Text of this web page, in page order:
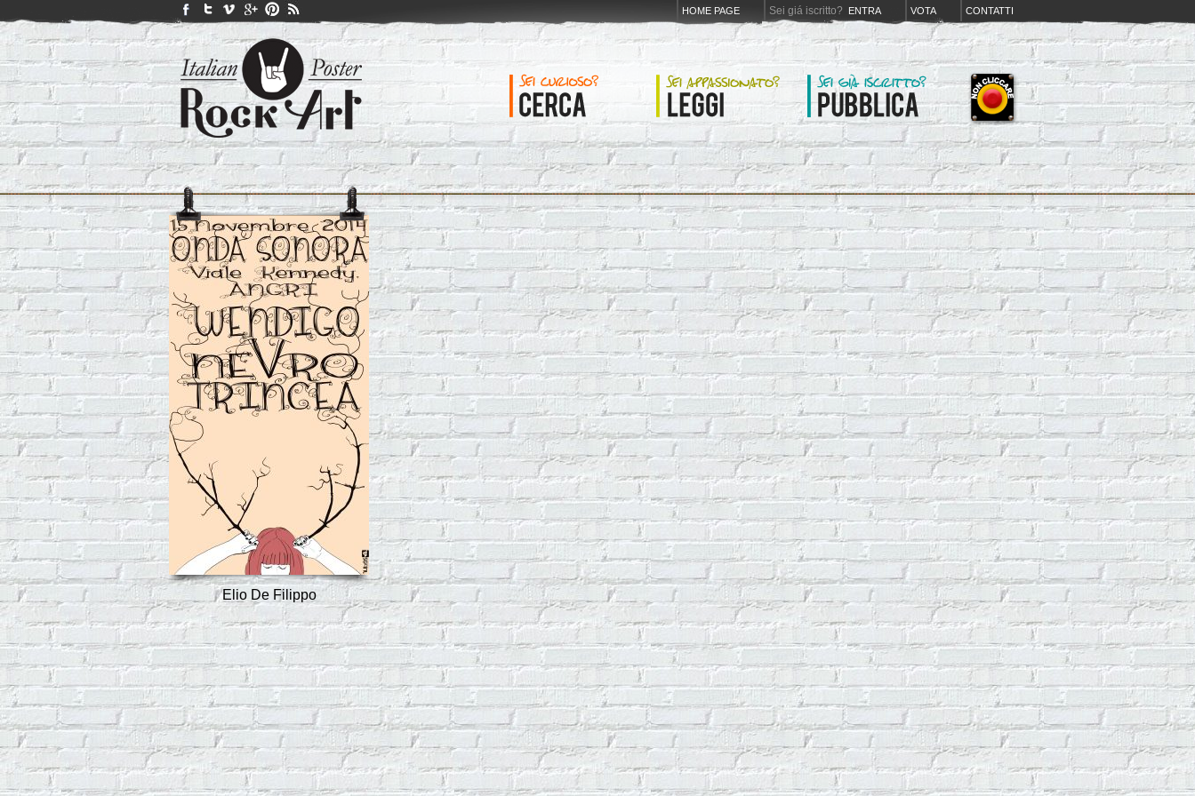
HOME PAGE Sei giá iscritto? ENTRA VOTA CONTATTI
Elio De Filippo